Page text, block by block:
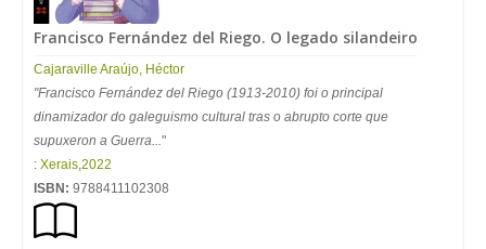
Francisco Fernández del Riego. O legado silandeiro
Cajaraville Araújo, Héctor
"Francisco Fernández del Riego (1913-2010) foi o principal
dinamizador do galeguismo cultural tras o abrupto corte que
supuxeron a Guerra..."
: Xerais,2022
ISBN: 9788411102308